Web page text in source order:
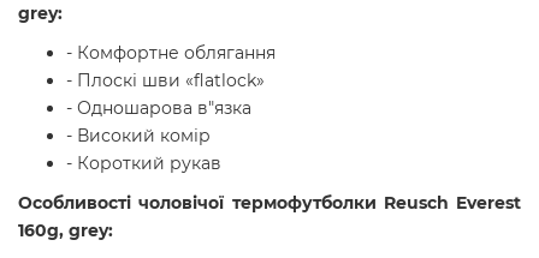
grey:
- Комфортне облягання
- Плоскі шви «flatlock»
- Одношарова в"язка
- Високий комір
- Короткий рукав
Особливостічоловічої термофутболки Reusch Everest
160g, grey: